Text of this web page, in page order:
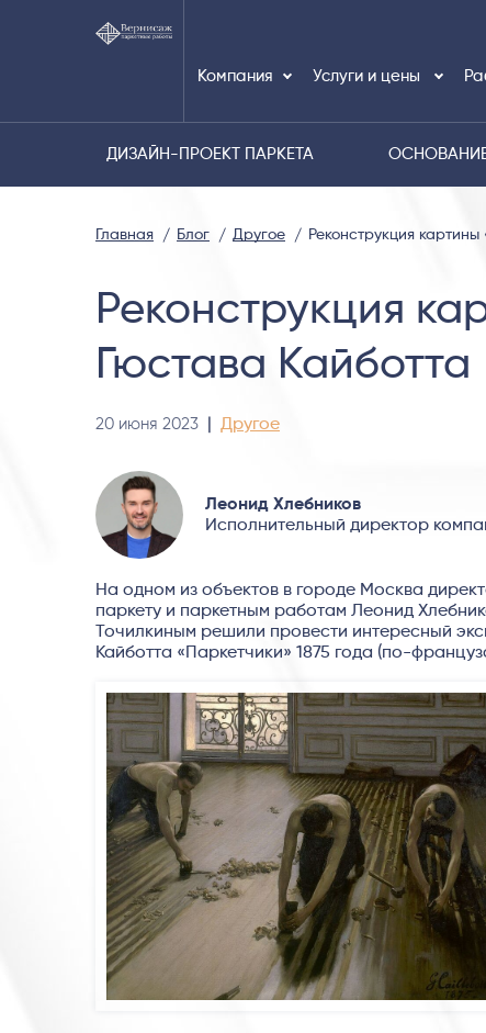
Компания Услуги и цены
ДИЗАЙН-ПРОЕКТ ПАРКЕТА
Главная Блог Другое Реконструкция
Реконструкция
Гюстава Кайботта
20 июня 2023 Другое
Леонид Хлебников
Исполнительный директор
На одном из объектов в городе Москва
паркету и паркетным работам Леонид
Точилкиным решили провести интересный
Кайботта «Паркетчики» 1875 года (по-